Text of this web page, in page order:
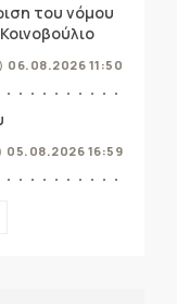
του νόμου
06.08.2026 11:50
05.08.2026 16:59